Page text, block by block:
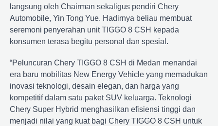
langsung oleh Chairman sekaligus pendiri Chery
Automobile, Yin Tong Yue. Hadirnya beliau membuat
seremoni penyerahan unit TIGGO 8 CSH kepada
konsumen terasa begitu personal dan spesial.
“Peluncuran Chery TIGGO 8 CSH di Medan menandai
era baru mobilitas New Energy Vehicle yang memadukan
inovasi teknologi, desain elegan, dan harga yang
kompetitif dalam satu paket SUV keluarga. Teknologi
Chery Super Hybrid menghasilkan efisiensi tinggi dan
menjadi nilai yang kuat bagi Chery TIGGO 8 CSH untuk